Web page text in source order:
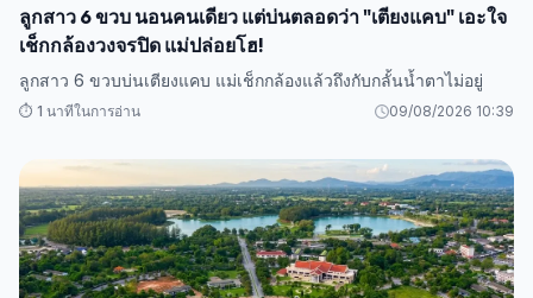
ลูกสาว 6 ขวบ นอนคนเดียว แต่บ่นตลอดว่า "เตียงแคบ" เอะใจ
เช็กกล้องวงจรปิด แม่ปล่อยโฮ!
ลูกสาว 6 ขวบบ่นเตียงแคบ แม่เช็กกล้องแล้วถึงกับกลั้นน้ำตาไม่อยู่
⏱️ 1 นาทีในการอ่าน 09/08/2026 10:39